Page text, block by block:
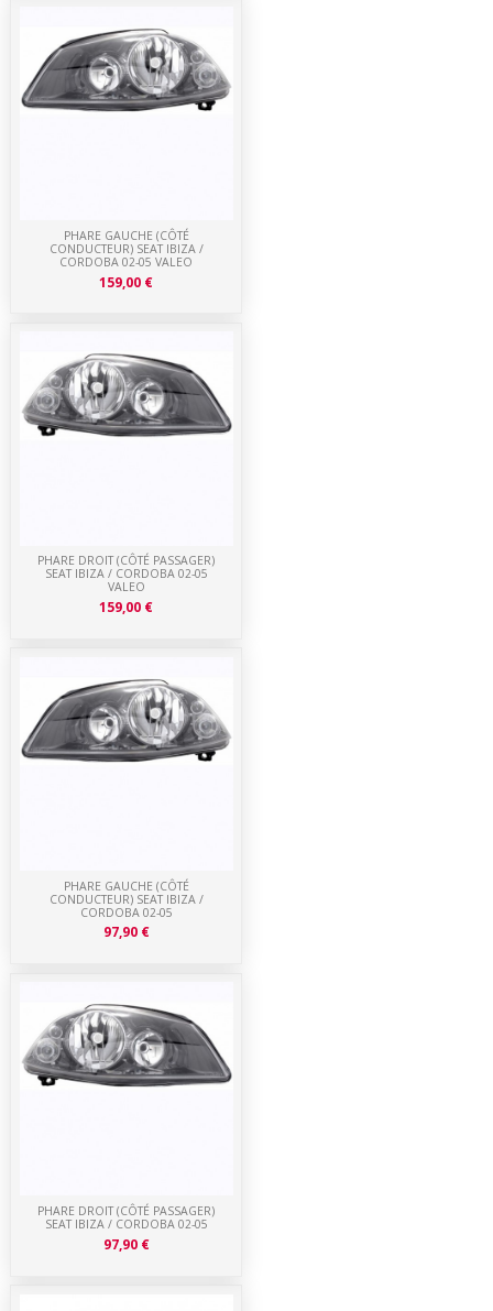
PHARE DROIT (CÔTÉ PASSAGER)
SEAT IBIZA / CORDOBA 02-05
97,90 €
PHARE GAUCHE (CÔTÉ
CONDUCTEUR) SEAT IBIZA /
CORDOBA 02-05
97,90 €
PHARE DROIT (CÔTÉ PASSAGER)
SEAT IBIZA / CORDOBA 02-05
VALEO
159,00 €
PHARE GAUCHE (CÔTÉ
CONDUCTEUR) SEAT IBIZA /
CORDOBA 02-05 VALEO
159,00 €